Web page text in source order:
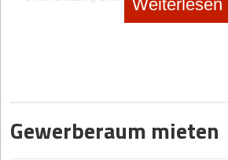
anderer Länder gescheitert ist. Selbst
portugiesischen Präsidentschaft einen
Welche Folgen hätte ein solches
die Beseitigung des Rechtsverstoßes
Weiterlesen
Gewerberaum mieten